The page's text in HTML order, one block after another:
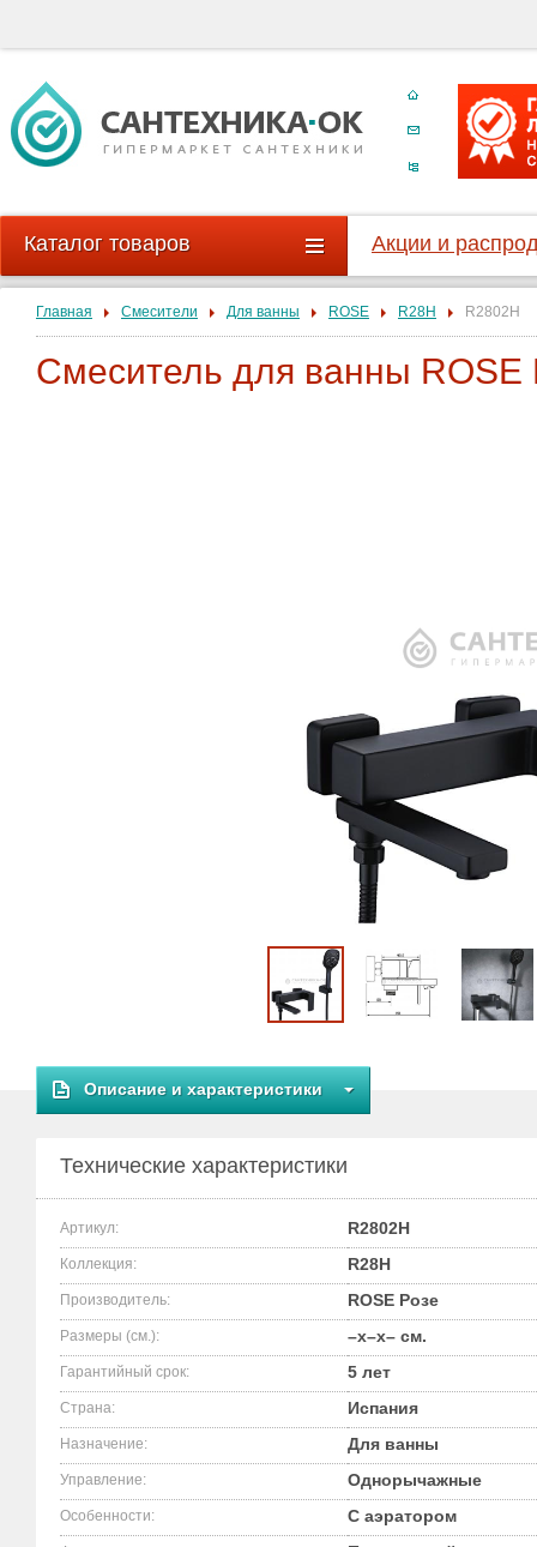
Каталог товаров Акции и
Главная Смесители Для ванны ROSE R28H R2802H
Смеситель для ванны ROSE
Описание и характеристики
Технические характеристики
Артикул: R2802H
Коллекция: R28H
Производитель: ROSE Розе
Размеры (см.): –x–x– см.
Гарантийный срок: 5 лет
Страна: Испания
Назначение: Для ванны
Управление: Однорычажные
Особенности: С аэратором